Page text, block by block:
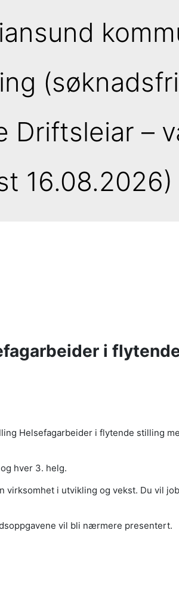
Driftsleiar –
16.08.2026)
i
Helsefagarbeider i flytende stilling
hver 3. helg.
virksomhet i utvikling og vekst. Du vil
vil bli nærmere presentert.